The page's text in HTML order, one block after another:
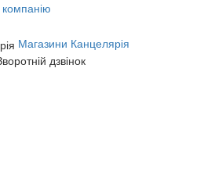
Магазини Канцелярія
дзвінок